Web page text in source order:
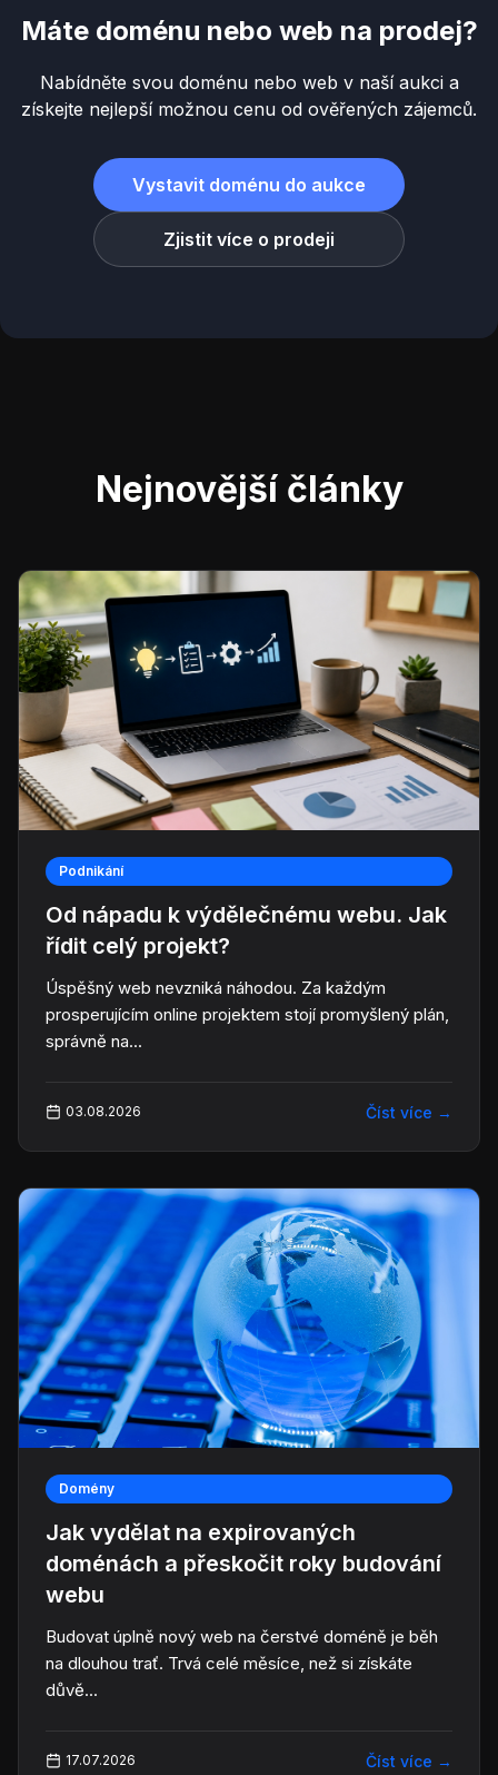
Máte doménu nebo web na prodej?
Nabídněte svou doménu nebo web v naší aukci a
získejte nejlepší možnou cenu od ověřených zájemců.
Vystavit doménu do aukce
Zjistit více o prodeji
Nejnovější články
Podnikání
Od nápadu k výdělečnému webu. Jak
řídit celý projekt?
Úspěšný web nevzniká náhodou. Za každým
prosperujícím online projektem stojí promyšlený plán,
správně na...
03.08.2026 Číst více →
Domény
Jak vydělat na expirovaných
doménách a přeskočit roky budování
webu
Budovat úplně nový web na čerstvé doméně je běh
na dlouhou trať. Trvá celé měsíce, než si získáte
důvě...
17.07.2026 Číst více →